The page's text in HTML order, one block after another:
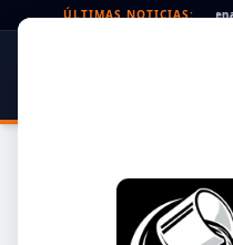
ÚLTIMAS NOTICIAS:
rechazados en alza: la cadena